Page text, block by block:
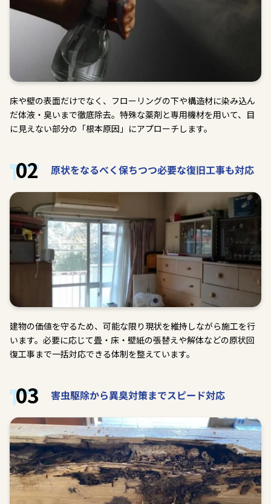
床や壁の表面だけでなく、フローリングの下や構造材に染み込ん
だ体液・臭いまで徹底除去。特殊な薬剤と専用機材を用いて、目
に見えない部分の「根本原因」にアプローチします。
02 原状をなるべく保ちつつ必要な復旧工事も対応
建物の価値を守るため、可能な限り現状を維持しながら施工を行
います。必要に応じて畳・床・壁紙の張替えや解体などの原状回
復工事まで一括対応できる体制を整えています。
03 害虫駆除から異臭対策までスピード対応